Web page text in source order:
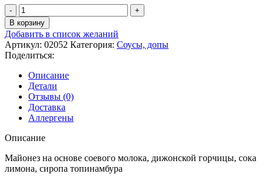
В корзину
Добавить в список желаний
Артикул: 02052 Категория: Соусы, допы
Поделиться:
Описание
Детали
Отзывы (0)
Доставка
Аллергены
Описание
Майонез на основе соевого молока, дижонской горчицы, сока
лимона, сиропа топинамбура